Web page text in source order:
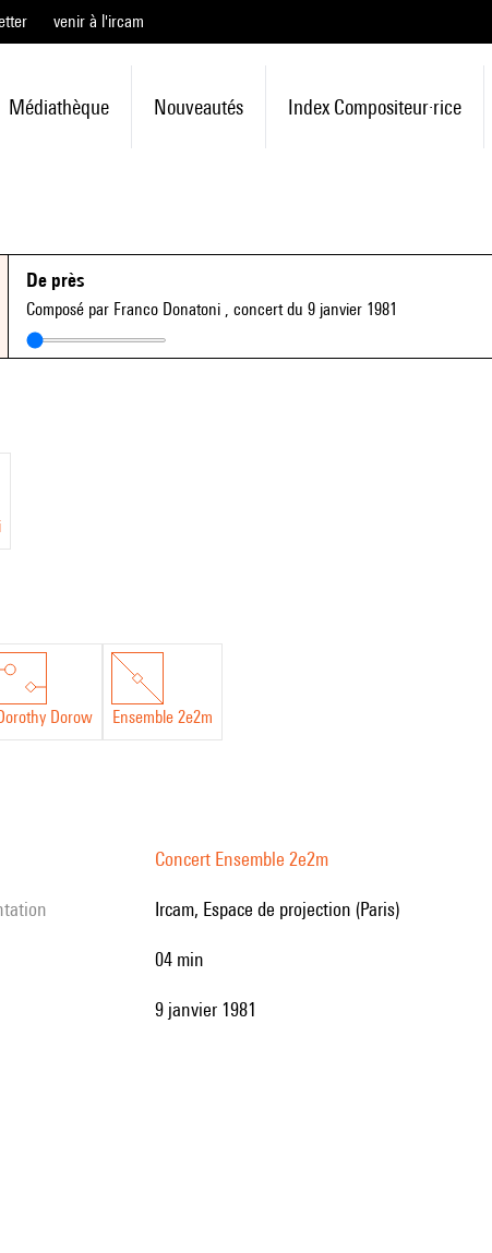
venir à l'ircam
Médiathèque Nouveautés Index Compositeur·rice
De près
Composé par Franco Donatoni , concert du 9 janvier 1981
Dorow Ensemble 2e2m
Concert Ensemble 2e2m
Ircam, Espace de projection (Paris)
04 min
9 janvier 1981